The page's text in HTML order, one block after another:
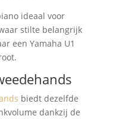
ideaal voor
stilte belangrijk
een Yamaha U1
biedt dezelfde
dankzij de